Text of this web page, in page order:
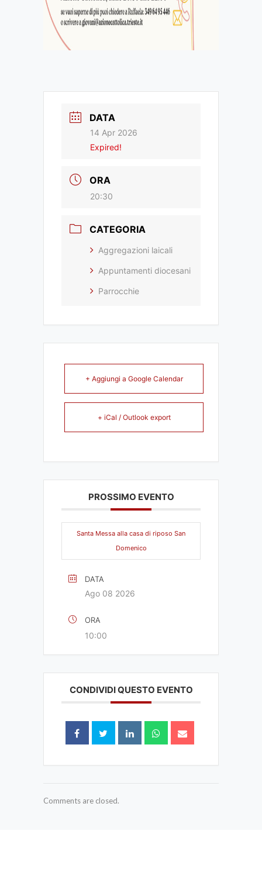
DATA
14 Apr 2026
Expired!
ORA
20:30
CATEGORIA
Aggregazioni laicali
Appuntamenti diocesani
Parrocchie
+ Aggiungi a Google Calendar
+ iCal / Outlook export
PROSSIMO EVENTO
Santa Messa alla casa di riposo San
Domenico
DATA
Ago 08 2026
ORA
10:00
CONDIVIDI QUESTO EVENTO
Comments are closed.